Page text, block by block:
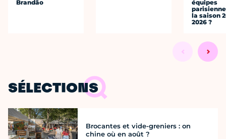
Brandão
équipes
la saison
2026 ?
SÉLECTIONS
Brocantes et vide-greniers : on
chine où en août ?